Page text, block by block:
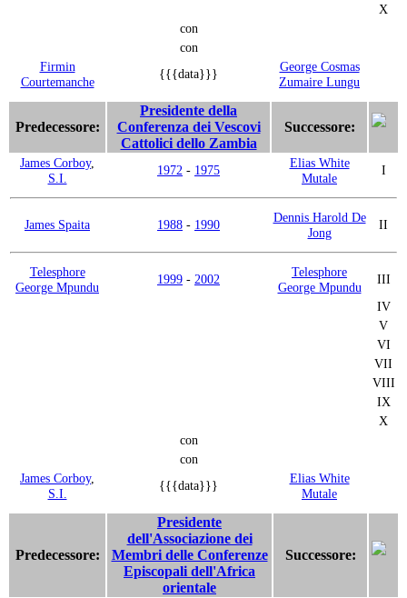
X
con
con
Firmin
Courtemanche
{{{data}}}
George Cosmas
Zumaire Lungu
Predecessore:
Presidente della
Conferenza dei Vescovi
Cattolici dello Zambia
Successore:
James Corboy,
S.I.
1972 - 1975
Elias White
Mutale
I
James Spaita 1988 - 1990
Dennis Harold De
Jong
II
Telesphore
George Mpundu
1999 - 2002
Telesphore
George Mpundu
III
IV
V
VI
VII
VIII
IX
X
con
con
James Corboy,
S.I.
{{{data}}}
Elias White
Mutale
Predecessore:
Presidente
dell'Associazione dei
Membri delle Conferenze
Episcopali dell'Africa
orientale
Successore: